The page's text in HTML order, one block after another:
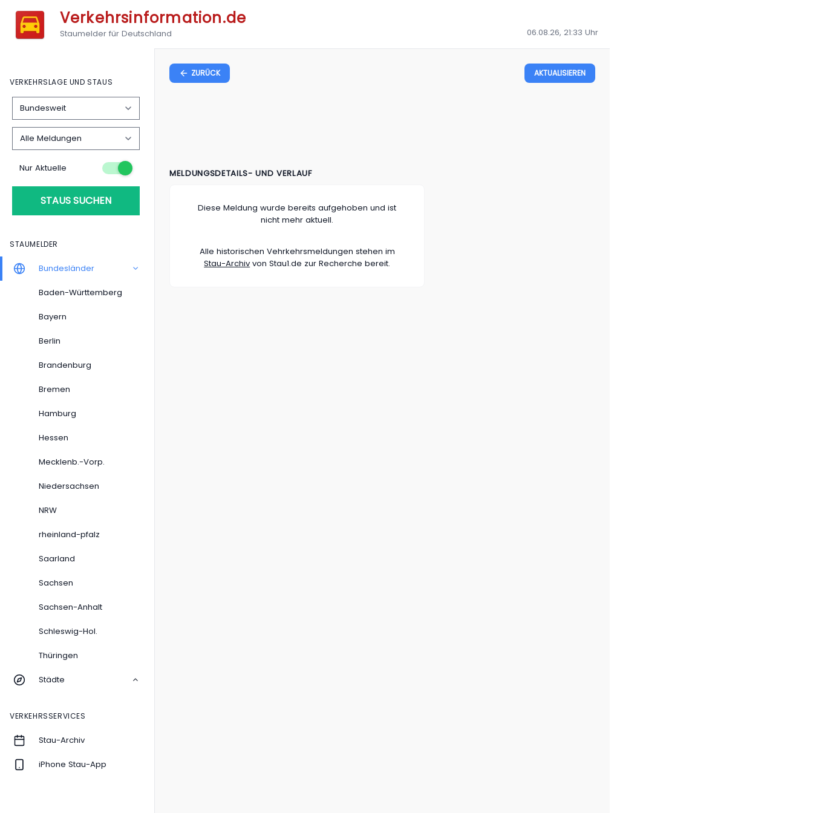
Verkehrsinformation.de
Staumelder für Deutschland 06.08.26, 21:33 Uhr
VERKEHRSLAGE UND STAUS
Nur Aktuelle
STAUS SUCHEN
STAUMELDER
Bundesländer
Baden-Württemberg
Bayern
Berlin
Brandenburg
Bremen
Hamburg
Hessen
Mecklenb.-Vorp.
Niedersachsen
NRW
rheinland-pfalz
Saarland
Sachsen
Sachsen-Anhalt
Schleswig-Hol.
Thüringen
Städte
VERKEHRSSERVICES
Stau-Archiv
iPhone Stau-App
ZURÜCK AKTUALISIEREN
MELDUNGSDETAILS- UND VERLAUF
Diese Meldung wurde bereits aufgehoben und ist
nicht mehr aktuell.
Alle historischen Vehrkehrsmeldungen stehen im
Stau-Archiv von Stau1.de zur Recherche bereit.